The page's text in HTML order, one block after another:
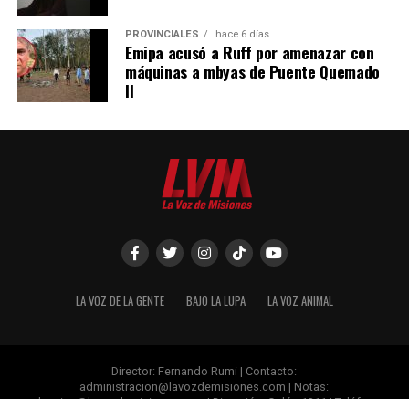
PROVINCIALES hace 6 días
Emipa acusó a Ruff por amenazar con
máquinas a mbyas de Puente Quemado
II
LA VOZ DE LA GENTE BAJO LA LUPA LA VOZ ANIMAL
Director: Fernando Rumi | Contacto:
administracion@lavozdemisiones.com | Notas: